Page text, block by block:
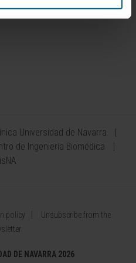
Universidad de Navarra
de Ingeniería Biomédica
policy
Unsubscribe from the
DE NAVARRA 2026